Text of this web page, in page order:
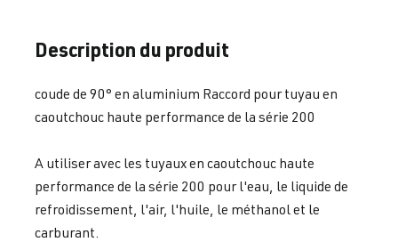
Description du produit
coude de 90° en aluminium Raccord pour tuyau en
caoutchouc haute performance de la série 200
A utiliser avec les tuyaux en caoutchouc haute
performance de la série 200 pour l'eau, le liquide de
refroidissement, l'air, l'huile, le méthanol et le
carburant.